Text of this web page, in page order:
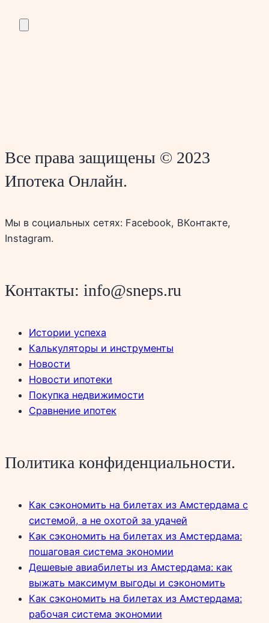
Все права защищены © 2023
Ипотека Онлайн.
Мы в социальных сетях: Facebook, ВКонтакте,
Instagram.
Контакты: info@sneps.ru
Истории успеха
Калькуляторы и инструменты
Новости
Новости ипотеки
Покупка недвижимости
Сравнение ипотек
Политика конфиденциальности.
Как сэкономить на билетах из Амстердама с
системой, а не охотой за удачей
Как сэкономить на билетах из Амстердама:
пошаговая система экономии
Дешевые авиабилеты из Амстердама: как
выжать максимум выгоды и сэкономить
Как сэкономить на билетах из Амстердама:
рабочая система экономии